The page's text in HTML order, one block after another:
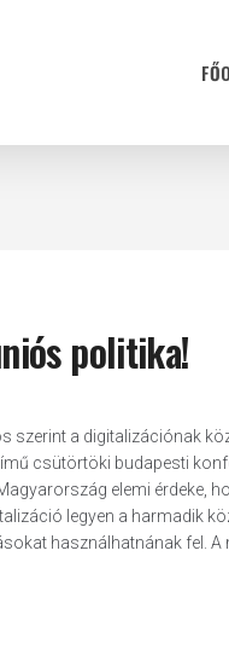
politika!
szerint a digitalizációnak
csütörtöki budapesti
elemi érdeke,
legyen a harmadik
használhatnának fel. A